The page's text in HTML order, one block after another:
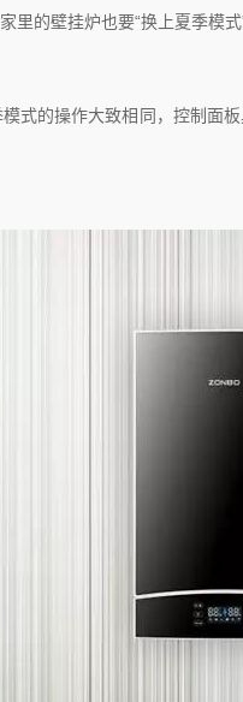
壁挂炉也要“换上夏季模式
的操作大致相同，控制面板